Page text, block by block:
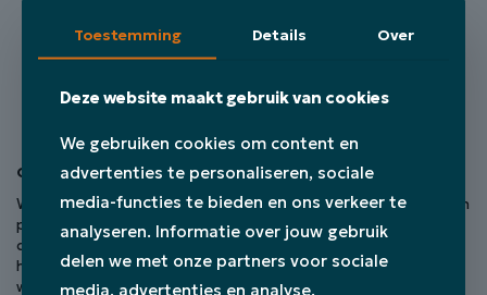
Faciliteiten:Gratis heerlijke en gezonde lunch.
Teamactiviteiten:Deelname aan leuke teamactiviteiten.
Extra's: Gratis toegang tot de gym in ons kantoor.
Onze Opdrachtgever
Werk je graag voor een internationaal bedrijf? Hecht je waarde aan
professionaliteit en kwaliteit? Voel je je comfortabel in een
dynamische omgeving, maar zoek je ook samenwerking in een
hecht en informeel team? Dan is onze opdrachtgever de ideale
werkgever voor jou.
Toestemming Details Over
Deze website maakt gebruik van cookies
We gebruiken cookies om content en
advertenties te personaliseren, sociale
media-functies te bieden en ons verkeer te
analyseren. Informatie over jouw gebruik
delen we met onze partners voor sociale
media, advertenties en analyse.